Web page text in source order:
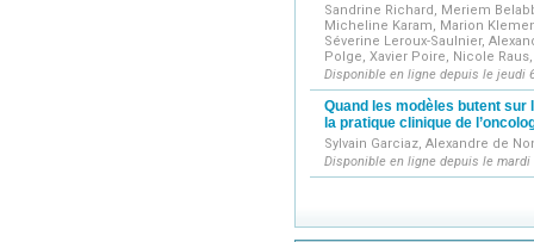
Sandrine Richard, Meriem
Micheline Karam, Marion
Séverine Leroux-Saulnier,
Polge, Xavier Poire, Nicole
Disponible en ligne depuis le jeudi
Quand les modèles butent sur
la pratique clinique de
Sylvain Garciaz, Alexandre de
Disponible en ligne depuis le mardi